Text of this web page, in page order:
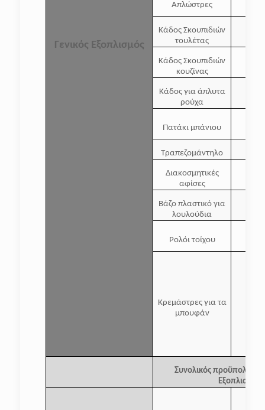
Γενικός Εξοπλισμός
Απλώστρες
Κάδος Σκουπιδιών
τουλέτας
Κάδος Σκουπιδιών
κουζίνας
Κάδος για άπλυτα
ρούχα
Πατάκι μπάνιου
Τραπεζομάντηλο
Διακοσμητικές
αφίσες
Βάζο πλαστικό για
λουλούδια
Ρολόι τοίχου
Κρεμάστρες για τα
μπουφάν
Συνολικός
Εξοπλισμός